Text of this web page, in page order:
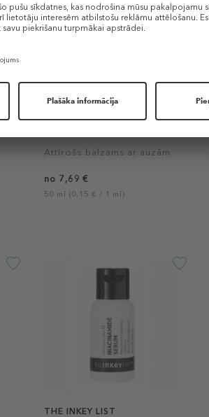
Oat Cleansing Balm
Attīrošs balzams ar auzām
no 7,69 €
50 ml (0,15 € / 1 ml)
THE INKEY LIST